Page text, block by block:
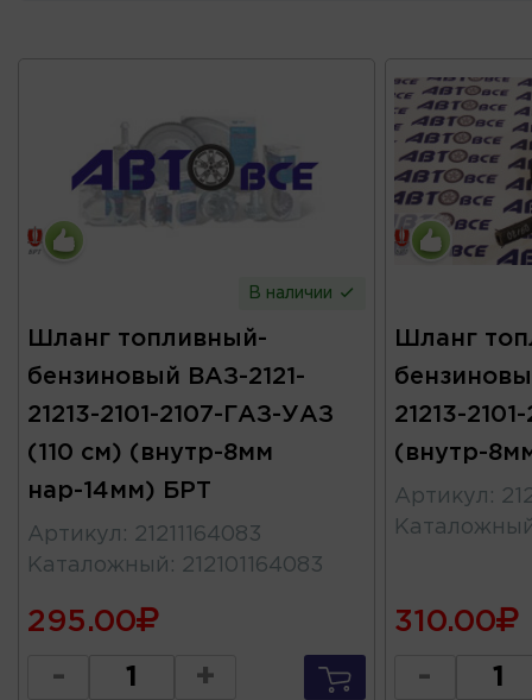
В наличии
Шланг топливный-
бензиновый ВАЗ-2121-
21213-2101-2107-ГАЗ-УАЗ
(110 см) (внутр-8мм
нар-14мм) БРТ
Артикул : 21211164083
Каталожный : 212101164083
295.00
- +
Шланг
21213-
(внутр-
Артикул :
310.00
-